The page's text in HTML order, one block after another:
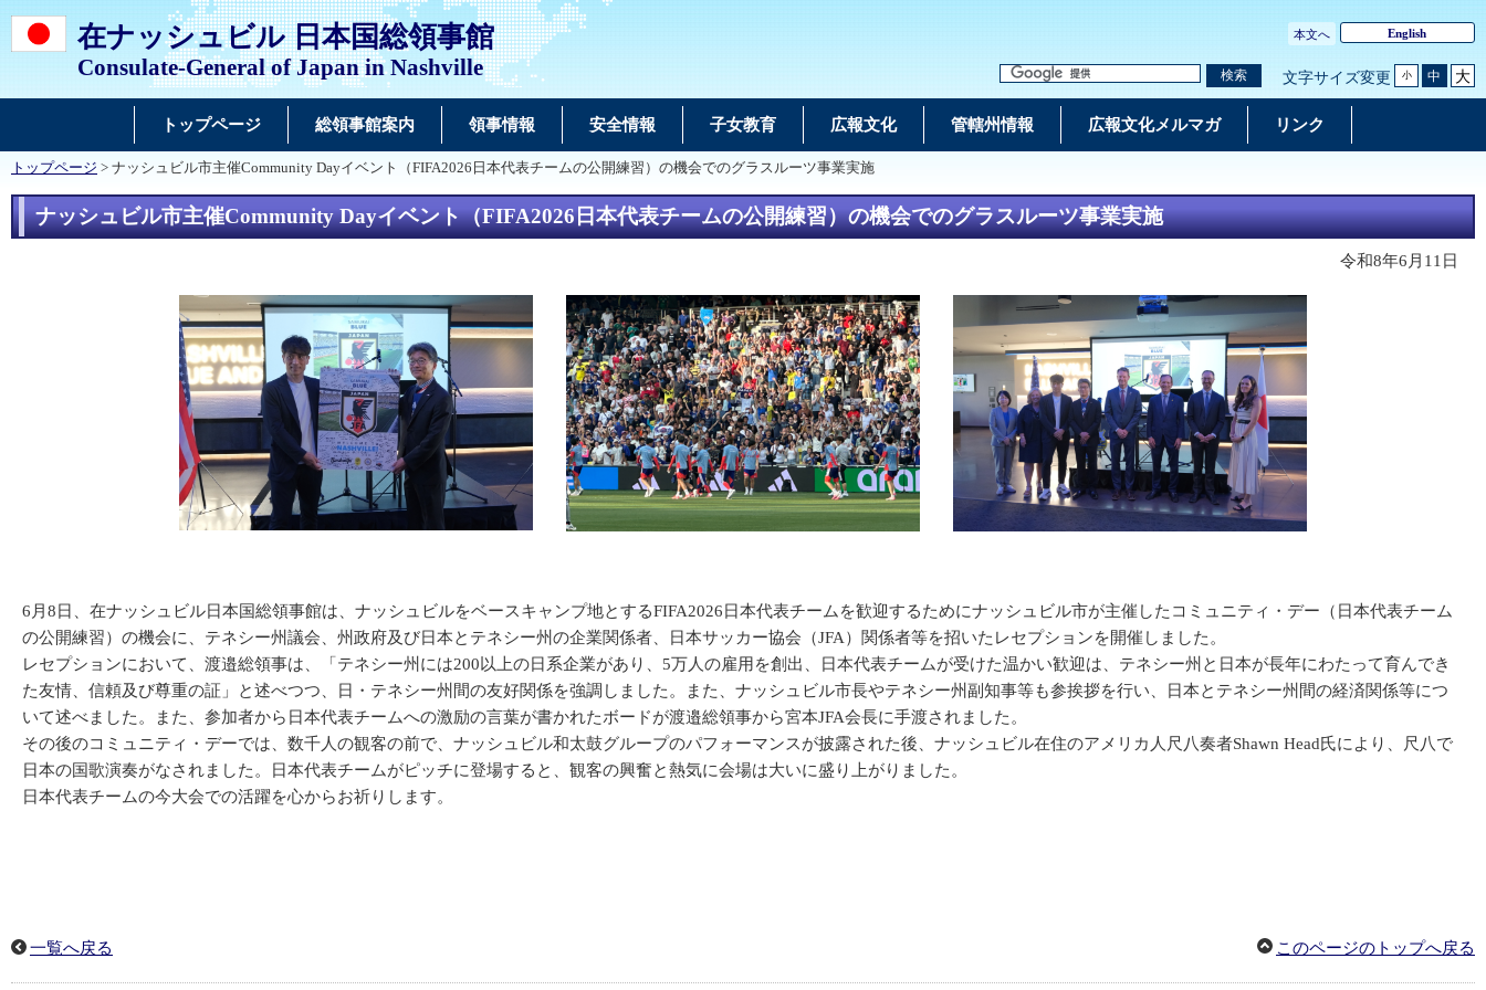
在ナッシュビル 日本国総領事館
Consulate-General of Japan in Nashville
本文へ English
検索 文字サイズ変更 小 中 大
トップページ 総領事館案内 領事情報 安全情報 子女教育 広報文化 管轄州情報 広報文化メルマガ リンク
トップページ > ナッシュビル市主催Community Dayイベント（FIFA2026日本代表チームの公開練習）の機会でのグラスルーツ事業実施
ナッシュビル市主催Community Dayイベント（FIFA2026日本代表チームの公開練習）の機会でのグラスルーツ事業実施
令和8年6月11日
6月8日、在ナッシュビル日本国総領事館は、ナッシュビルをベースキャンプ地とするFIFA2026日本代表チームを歓迎するためにナッシュビル市が主催したコミュニティ・デー（日本代表チーム
の公開練習）の機会に、テネシー州議会、州政府及び日本とテネシー州の企業関係者、日本サッカー協会（JFA）関係者等を招いたレセプションを開催しました。
レセプションにおいて、渡邉総領事は、「テネシー州には200以上の日系企業があり、5万人の雇用を創出、日本代表チームが受けた温かい歓迎は、テネシー州と日本が長年にわたって育んでき
た友情、信頼及び尊重の証」と述べつつ、日・テネシー州間の友好関係を強調しました。また、ナッシュビル市長やテネシー州副知事等も参挨拶を行い、日本とテネシー州間の経済関係等につ
いて述べました。また、参加者から日本代表チームへの激励の言葉が書かれたボードが渡邉総領事から宮本JFA会長に手渡されました。
その後のコミュニティ・デーでは、数千人の観客の前で、ナッシュビル和太鼓グループのパフォーマンスが披露された後、ナッシュビル在住のアメリカ人尺八奏者Shawn Head氏により、尺八で
日本の国歌演奏がなされました。日本代表チームがピッチに登場すると、観客の興奮と熱気に会場は大いに盛り上がりました。
日本代表チームの今大会での活躍を心からお祈りします。
一覧へ戻る このページのトップへ戻る